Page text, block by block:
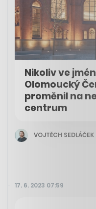
Nikoliv ve
Olomoucký
proměnil na
centrum
VOJTĚCH SEDLÁČEK
17. 6. 2023 07:59